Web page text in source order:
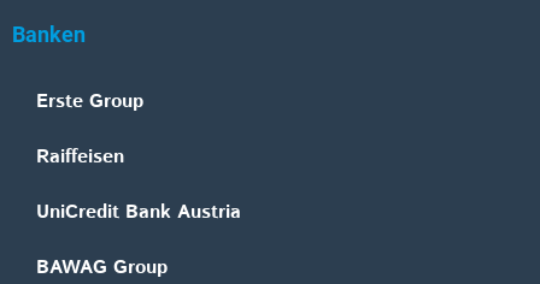
Banken
Erste Group
Raiffeisen
UniCredit Bank Austria
BAWAG Group